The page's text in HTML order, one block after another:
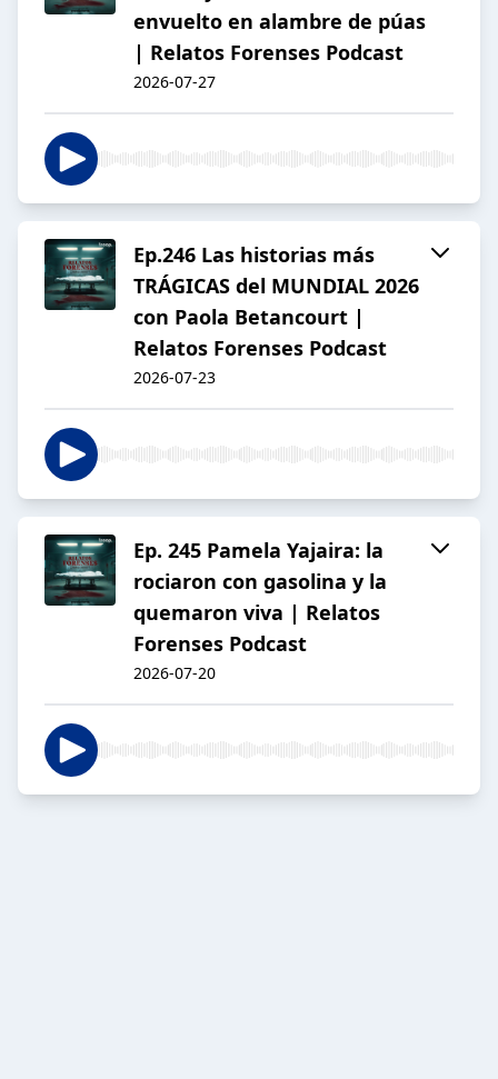
envuelto en alambre de púas
| Relatos Forenses Podcast
2026-07-27
Ep.246 Las historias más
TRÁGICAS del MUNDIAL 2026
con Paola Betancourt |
Relatos Forenses Podcast
2026-07-23
Ep. 245 Pamela Yajaira: la
rociaron con gasolina y la
quemaron viva | Relatos
Forenses Podcast
2026-07-20